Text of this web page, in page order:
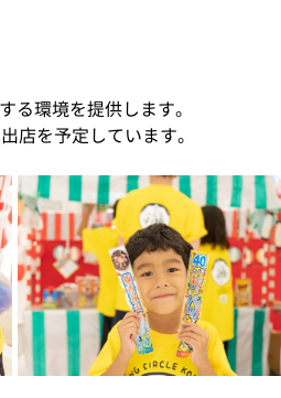
る環境を提供します。
店を予定しています。